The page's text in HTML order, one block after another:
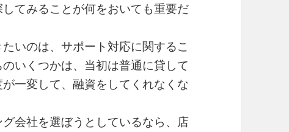
てみることが何をおいても重要だ
いのは、サポート対応に関するこ
いくつかは、当初は普通に貸して
一変して、融資をしてくれなくな
会社を選ぼうとしているなら、店